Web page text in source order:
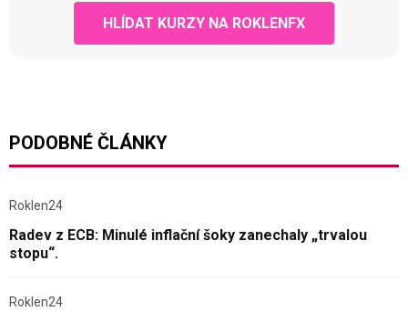
HLÍDAT KURZY NA ROKLENFX
PODOBNÉ ČLÁNKY
Roklen24
Radev z ECB: Minulé inflační šoky zanechaly „trvalou
stopu“.
Roklen24